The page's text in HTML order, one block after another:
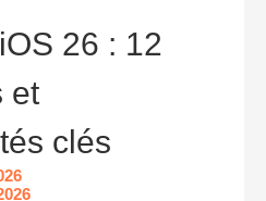
26 : 12
et
clés